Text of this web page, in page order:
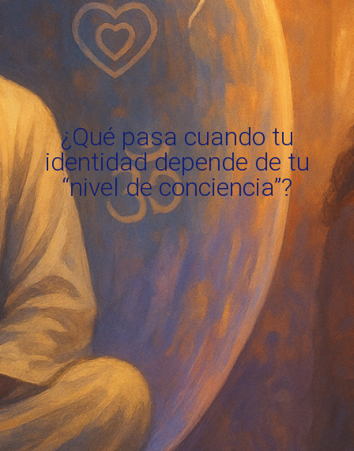
¿Qué pasa cuando tu
identidad depende de tu
“nivel de conciencia”?